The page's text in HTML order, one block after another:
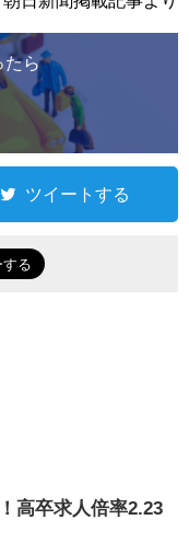
たら
ツイートする
高卒求人倍率2.23